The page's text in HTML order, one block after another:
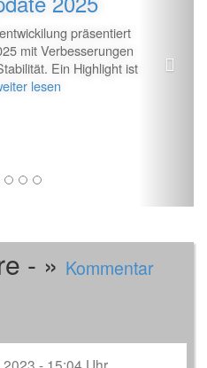
präsentiert
mit Verbesserungen
Ein Highlight ist
lesen
- » Kommentar